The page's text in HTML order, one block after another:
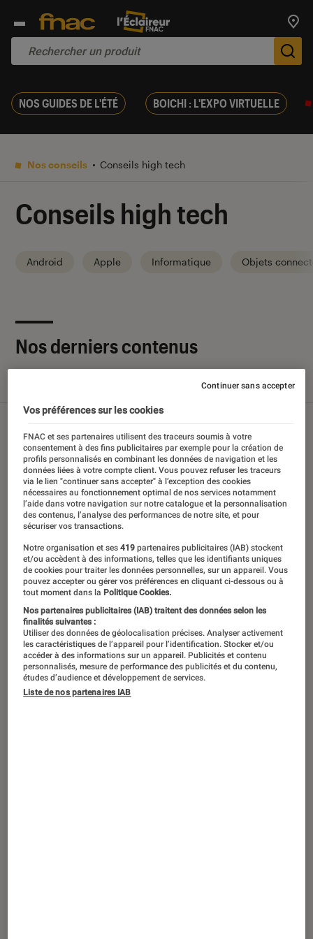
NOS GUIDES DE L'ÉTÉ BOICHI : L'EXPO VIRTUELLE
Nos conseils Conseils high tech
Conseils high tech
Android Apple Informatique Objets
Nos derniers contenus
Sélections et guides Tests
Vos préférences sur les cookies
FNAC et ses partenaires utilisent des traceurs soumis à votre
consentement à des fins publicitaires par exemple pour la création de
profils personnalisés en combinant les données de navigation et les
données liées à votre compte client. Vous pouvez refuser les traceurs
via le lien "continuer sans accepter" à l’exception des cookies
nécessaires au fonctionnement optimal de nos services notamment
l’aide dans votre navigation sur notre catalogue et la personnalisation
des contenus, l’analyse des performances de notre site, et pour
sécuriser vos transactions.
Notre organisation et ses419 partenaires publicitaires (IAB) stockent
et/ou accèdent à des informations, telles que les identifiants uniques
de cookies pour traiter les données personnelles, sur un appareil. Vous
pouvez accepter ou gérer vos préférences en cliquant ci-dessous ou à
tout moment dans la Politique Cookies.
Nos partenaires publicitaires (IAB) traitent des données selon les
finalités suivantes :
Utiliser des données de géolocalisation précises. Analyser activement
les caractéristiques de l’appareil pour l’identification. Stocker et/ou
accéder à des informations sur un appareil. Publicités et contenu
personnalisés, mesure de performance des publicités et du contenu,
études d’audience et développement de services.
Liste de nos partenaires IAB
Continuer sans accepter